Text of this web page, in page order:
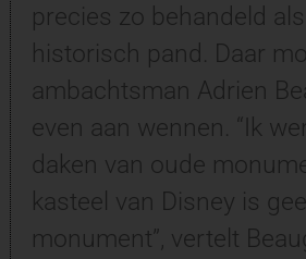
precies zo behandeld
historisch pand. Daar
ambachtsman Adrien
even aan wennen. “Ik
daken van oude
kasteel van Disney is
monument”, vertelt